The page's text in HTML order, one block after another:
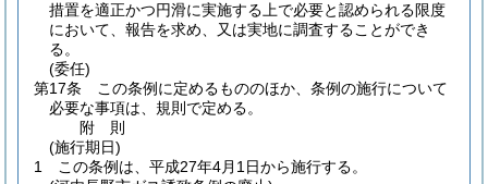
措置を適正かつ円滑に実施する上で必要と認められる限度
において、報告を求め、又は実地に調査することができ
る。
(委任)
第17条
この条例に定めるもののほか、条例の施行について
必要な事項は、規則で定める。
附 則
(施行期日)
1
この条例は、平成27年4月1日から施行する。